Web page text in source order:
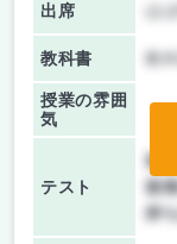
出席 ほ
教科書 教
授業の雰囲
気
テスト
前
後
持